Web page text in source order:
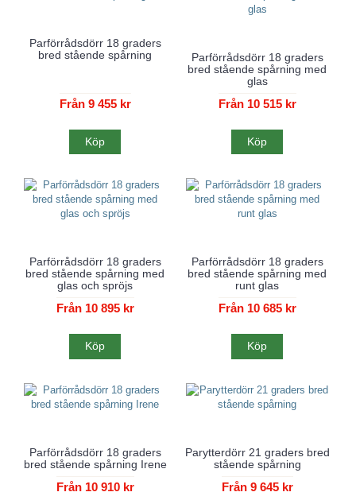
Parförrådsdörr 18 graders
bred stående spårning
Från 9 455 kr
Köp
Parförrådsdörr 18 graders
bred stående spårning med
glas
Från 10 515 kr
Köp
Parförrådsdörr 18 graders
bred stående spårning med
glas och spröjs
Från 10 895 kr
Köp
Parförrådsdörr 18 graders
bred stående spårning med
runt glas
Från 10 685 kr
Köp
Parförrådsdörr 18 graders
bred stående spårning Irene
Från 10 910 kr
Parytterdörr 21 graders bred
stående spårning
Från 9 645 kr